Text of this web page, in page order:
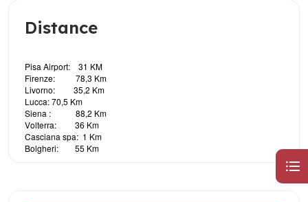
Distance
Pisa Airport: 31 KM
Firenze: 78,3 Km
Livorno: 35,2 Km
Lucca: 70,5 Km
Siena : 88,2 Km
Volterra: 36 Km
Casciana spa: 1 Km
Bolgheri: 55 Km